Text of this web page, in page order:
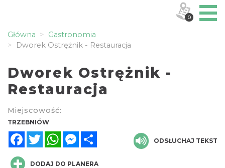
Główna
Gastronomia
Dworek Ostrężnik - Restauracja
Dworek Ostrężnik -
Restauracja
Miejscowość:
TRZEBNIÓW
FacebookTwitterWhatsAppMessenger
ODSŁUCHAJ TEKST
DODAJ DO PLANERA
0